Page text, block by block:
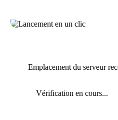
Emplacement du serveur
Vérification en cours...